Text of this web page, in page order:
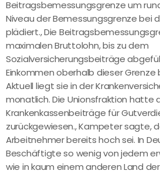
Beitragsbemessungsgrenze um
Niveau der Bemessungsgrenze bei
plädiert., Die
maximalen Bruttolohn, bis zu dem
Sozialversicherungsbeiträge
Einkommen oberhalb dieser
Aktuell liegt sie in der
monatlich. Die Unionsfraktion hatte
Krankenkassenbeiträge für
zurückgewiesen., Kampeter sagte,
Arbeitnehmer bereits hoch sei. In
Beschäftigte so wenig von jedem
wie in kaum einem anderen Land